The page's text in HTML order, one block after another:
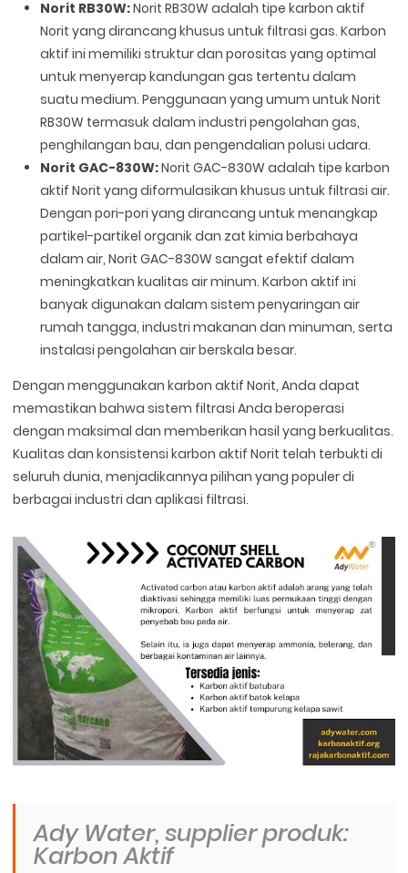
Norit RB30W:Norit RB30W adalah tipe karbon aktif
Norit yang dirancang khusus untuk filtrasi gas. Karbon
aktif ini memiliki struktur dan porositas yang optimal
untuk menyerap kandungan gas tertentu dalam
suatu medium. Penggunaan yang umum untuk Norit
RB30W termasuk dalam industri pengolahan gas,
penghilangan bau, dan pengendalian polusi udara.
Norit GAC-830W:Norit GAC-830W adalah tipe karbon
aktif Norit yang diformulasikan khusus untuk filtrasi air.
Dengan pori-pori yang dirancang untuk menangkap
partikel-partikel organik dan zat kimia berbahaya
dalam air, Norit GAC-830W sangat efektif dalam
meningkatkan kualitas air minum. Karbon aktif ini
banyak digunakan dalam sistem penyaringan air
rumah tangga, industri makanan dan minuman, serta
instalasi pengolahan air berskala besar.
Dengan menggunakan karbon aktif Norit, Anda dapat
memastikan bahwa sistem filtrasi Anda beroperasi
dengan maksimal dan memberikan hasil yang berkualitas.
Kualitas dan konsistensi karbon aktif Norit telah terbukti di
seluruh dunia, menjadikannya pilihan yang populer di
berbagai industri dan aplikasi filtrasi.
Ady Water, supplier produk:
Karbon Aktif